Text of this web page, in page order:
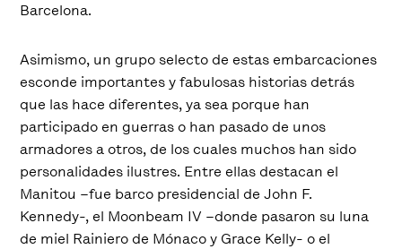
Barcelona.
Asimismo, un grupo selecto de estas embarcaciones
esconde importantes y fabulosas historias detrás
que las hace diferentes, ya sea porque han
participado en guerras o han pasado de unos
armadores a otros, de los cuales muchos han sido
personalidades ilustres. Entre ellas destacan el
Manitou –fue barco presidencial de John F.
Kennedy-, el Moonbeam IV –donde pasaron su luna
de miel Rainiero de Mónaco y Grace Kelly- o el